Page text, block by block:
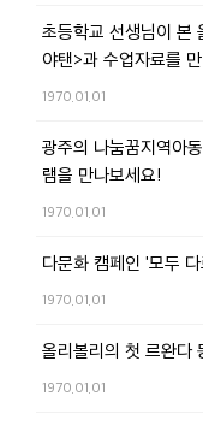
초등학교 선생님이 본
야탠>과 수업자료를
1970.01.01
광주의 나눔꿈지역아
램을 만나보세요!
1970.01.01
다문화 캠페인 '모두
1970.01.01
올리볼리의 첫 르완다
1970.01.01